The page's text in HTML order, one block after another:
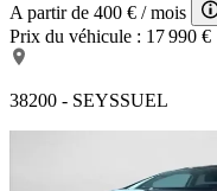
A partir de 400 € / mois
Prix du véhicule : 17 990 €
38200 - SEYSSUEL